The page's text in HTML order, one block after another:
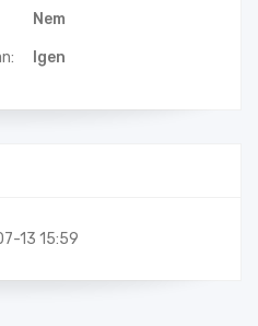
Nem
Igen
13 15:59